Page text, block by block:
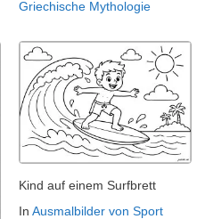
Griechische Mythologie
Kind auf einem Surfbrett
In Ausmalbilder von Sport